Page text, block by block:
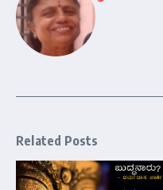
Related Posts